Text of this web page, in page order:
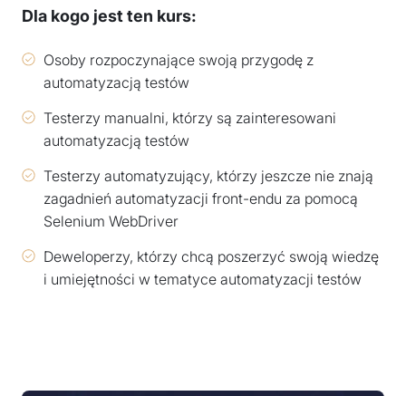
Dla kogo jest ten kurs:
Osoby rozpoczynające swoją przygodę z
automatyzacją testów
Testerzy manualni, którzy są zainteresowani
automatyzacją testów
Testerzy automatyzujący, którzy jeszcze nie znają
zagadnień automatyzacji front-endu za pomocą
Selenium WebDriver
Deweloperzy, którzy chcą poszerzyć swoją wiedzę
i umiejętności w tematyce automatyzacji testów